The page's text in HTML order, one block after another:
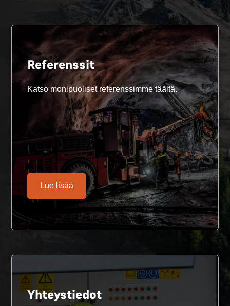
Referenssit
Katso monipuoliset referenssimme täältä.
Lue lisää
Yhteystiedot